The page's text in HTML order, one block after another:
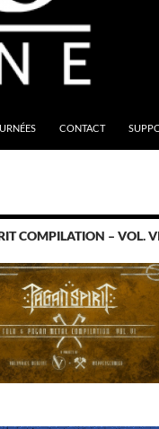
CONTACT
COMPILATION – VOL.